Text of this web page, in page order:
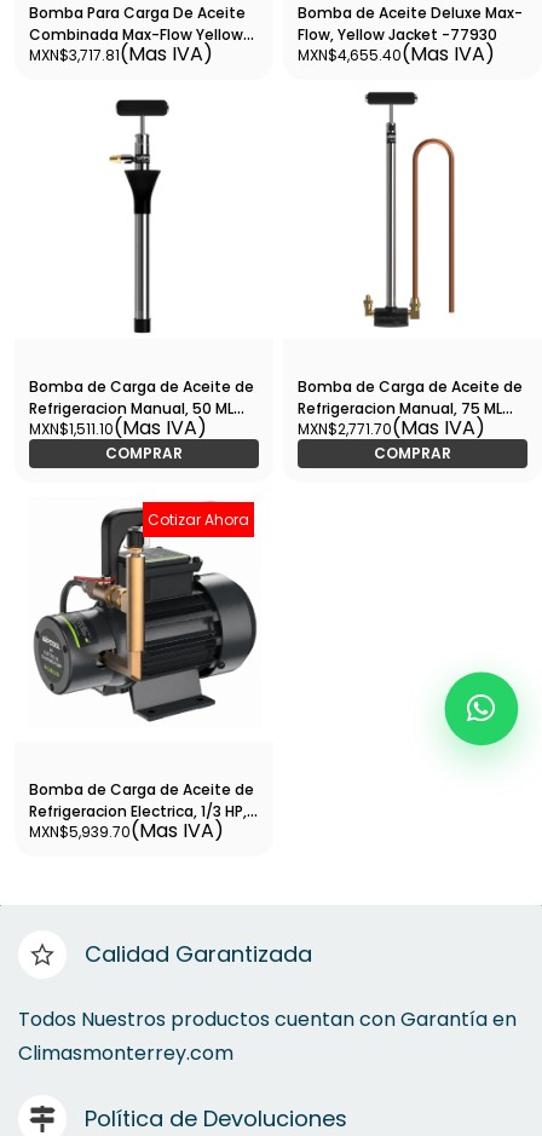
Bomba Para Carga De Aceite
Combinada Max-Flow Yellow
Jacket - 77940
MXN$3,717.81(Mas IVA)
Bomba de Aceite Deluxe Max-
Flow, Yellow Jacket -77930
MXN$4,655.40(Mas IVA)
Bomba de Carga de Aceite de
Refrigeracion Manual, 50 ML
por Carrera, 145 PSI - WIP-R1
MXN$1,511.10(Mas IVA)
COMPRAR
Bomba de Carga de Aceite de
Refrigeracion Manual, 75 ML
por carrera, 218 PSI - WIP-R2
MXN$2,771.70(Mas IVA)
COMPRAR
Cotizar Ahora
Bomba de Carga de Aceite de
Refrigeracion Electrica, 1/3 HP,
150 LPH, 120 V/60 HZ. - WIP-R4
MXN$5,939.70(Mas IVA)
Calidad Garantizada
Todos Nuestros productos cuentan con Garantía en
Climasmonterrey.com
Política de Devoluciones